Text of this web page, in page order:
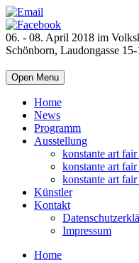
06. - 08. April 2018 im
Schönborn, Laudongasse
Open Menu
Home
News
Programm
Ausstellung
konstante art
konstante art
konstante art
Künstler
Kontakt
Impressum
Home